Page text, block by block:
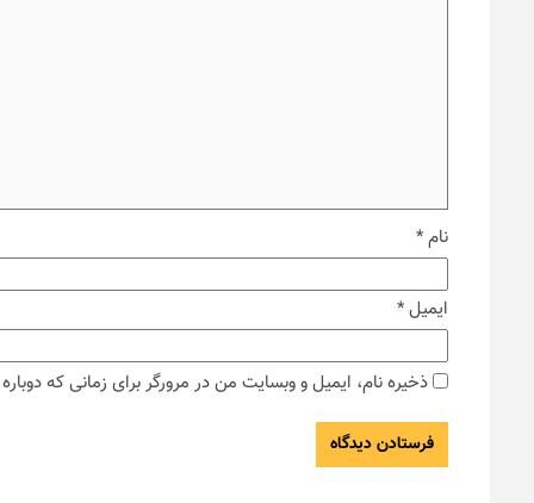
نام*
ایمیل*
ذخیره نام، ایمیل و وبسایت من در مرورگر برای زمانی که